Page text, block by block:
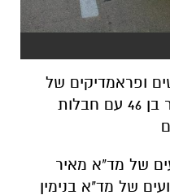
ופראמדיקים של
מד"א קבעו את מותו של גבר בן 46 עם חבלות
של מד"א מאיר
של מד"א בנימין